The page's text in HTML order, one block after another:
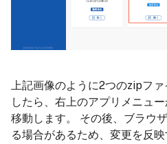
上記画像のように2つのzipフ
したら、右上のアプリメニュ
移動します。 その後、ブラウ
る場合があるため、変更を反